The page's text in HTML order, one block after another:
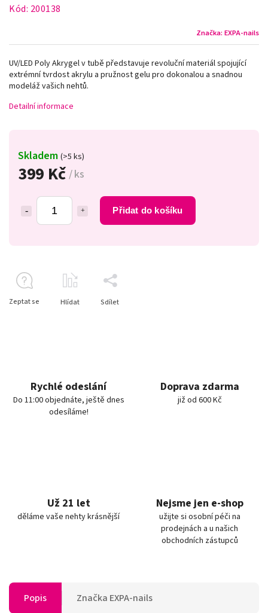
Kód: 200138
Značka: EXPA-nails
399 Kč / ks
Přidat do košíku
Skladem (>5 ks)
UV/LED Poly Akrygel v tubě představuje revoluční materiál spojující
extrémní tvrdost akrylu a pružnost gelu pro dokonalou a snadnou
modeláž vašich nehtů.
Detailní informace
Zeptat se Hlídat Sdílet
Rychlé odeslání
Do 11:00 objednáte, ještě dnes
odesíláme!
Doprava zdarma
již od 600 Kč
Už 21 let
děláme vaše nehty krásnější
Nejsme jen e-shop
užijte si osobní péči na
prodejnách a u našich
obchodních zástupců
Popis Značka EXPA-nails